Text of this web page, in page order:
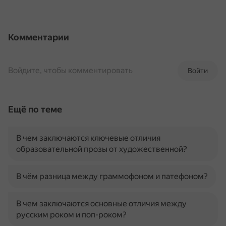
Комментарии
Войти
Войдите, чтобы комментировать
Ещё по теме
В чем заключаются ключевые отличия
образовательной прозы от художественной?
В чём разница между граммофоном и патефоном?
В чем заключаются основные отличия между
русским роком и поп-роком?